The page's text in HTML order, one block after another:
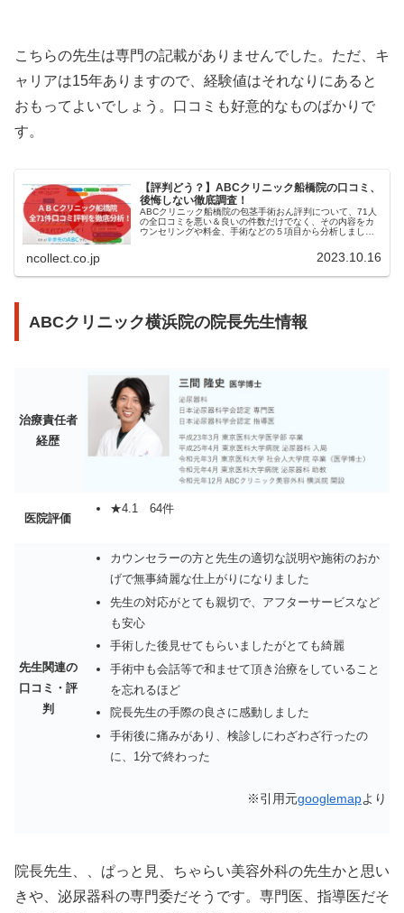
こちらの先生は専門の記載がありませんでした。ただ、キ
ャリアは15年ありますので、経験値はそれなりにあると
おもってよいでしょう。口コミも好意的なものばかりで
す。
【評判どう？】ABCクリニック船橋院の口コミ、
後悔しない徹底調査！
ABCクリニック船橋院の包茎手術おん評判について、71人
の全口コミを悪い＆良いの件数だけでなく、その内容をカ
ウンセリングや料金、手術などの５項目から分析しまし
ncollect.co.jp 2023.10.16
ABCクリニック横浜院の院長先生情報
治療責任者
経歴
医院評価
★4.1 64件
先生関連の
口コミ・評
判
カウンセラーの方と先生の適切な説明や施術のおか
げで無事綺麗な仕上がりになりました
先生の対応がとても親切で、アフターサービスなど
も安心
手術した後見せてもらいましたがとても綺麗
手術中も会話等で和ませて頂き治療をしていること
を忘れるほど
院長先生の手際の良さに感動しました
手術後に痛みがあり、検診しにわざわざ行ったの
に、1分で終わった
※引用元googlemapより
院長先生、、ぱっと見、ちゃらい美容外科の先生かと思い
きや、泌尿器科の専門委だそうです。専門医、指導医だそ